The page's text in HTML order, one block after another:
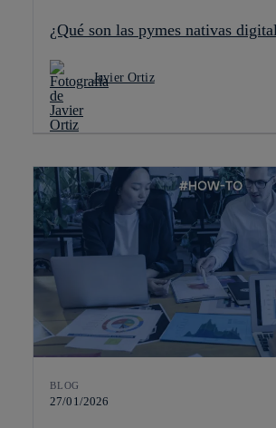
¿Qué son las pymes nativas
Javier Ortiz
BLOG
27/01/2026